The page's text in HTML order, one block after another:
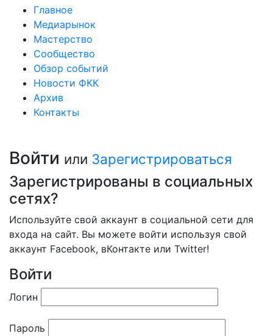
Главное
Медиарынок
Мастерство
Сообщество
Обзор событий
Новости ФКК
Архив
Контакты
Войти или Зарегистрироваться
Зарегистрированы в социальных
сетях?
Используйте свой аккаунт в социальной сети для
входа на сайт. Вы можете войти используя свой
аккаунт Facebook, вКонтакте или Twitter!
Войти
Логин
Пароль